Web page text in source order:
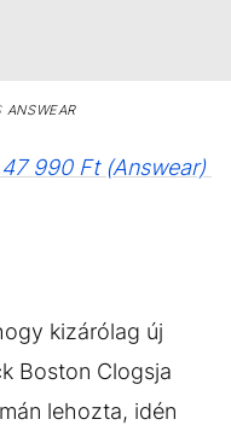
ANSWEAR
990 Ft (Answear)
kizárólag új
Boston Clogsja
lehozta, idén